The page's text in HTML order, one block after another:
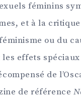
féminins
et à la
ou du
les effets
de
de référence